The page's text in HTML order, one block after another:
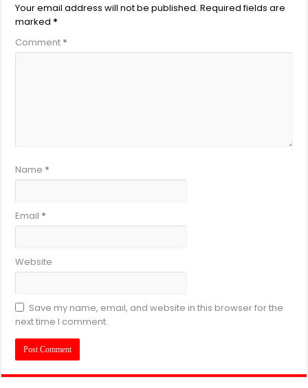
Your email address will not be published. Required fields are
marked *
Comment *
Name *
Email *
Website
Save my name, email, and website in this browser for the
next time I comment.